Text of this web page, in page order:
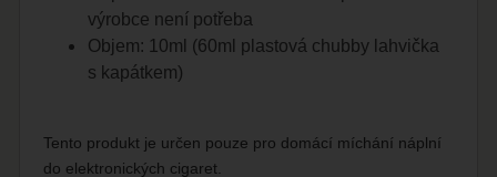
výrobce není potřeba
Objem: 10ml (60ml plastová chubby lahvička
s kapátkem)
Tento produkt je určen pouze pro domácí míchání náplní
do elektronických cigaret.